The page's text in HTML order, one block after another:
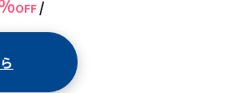
OFF /